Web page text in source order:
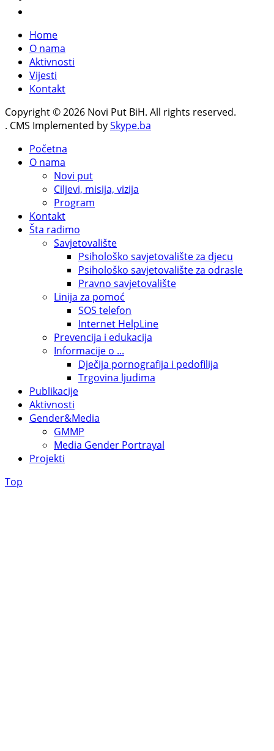
Home
O nama
Aktivnosti
Vijesti
Kontakt
Copyright © 2026 Novi Put BiH. All rights reserved.
. CMS Implemented bySkype.ba
Početna
O nama
Novi put
Ciljevi, misija, vizija
Program
Kontakt
Šta radimo
Savjetovalište
Psihološko savjetovalište za djecu
Psihološko savjetovalište za odrasle
Pravno savjetovalište
Linija za pomoć
SOS telefon
Internet HelpLine
Prevencija i edukacija
Informacije o ...
Dječija pornografija i pedofilija
Trgovina ljudima
Publikacije
Aktivnosti
Gender&Media
GMMP
Media Gender Portrayal
Projekti
Top